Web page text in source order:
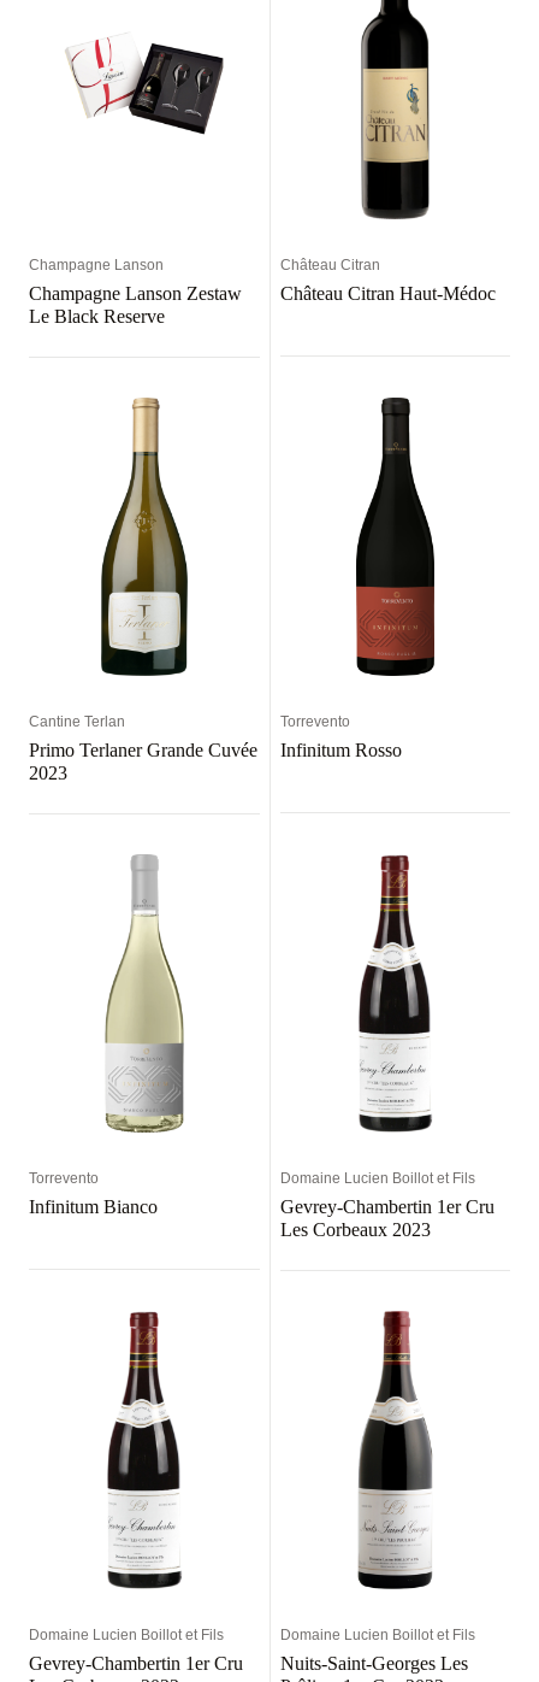
Champagne Lanson
Champagne Lanson Zestaw
Le Black Reserve
Château Citran
Château Citran Haut-Médoc
Cantine Terlan
Primo Terlaner Grande Cuvée
2023
Torrevento
Infinitum Rosso
Torrevento
Infinitum Bianco
Domaine Lucien Boillot et Fils
Gevrey-Chambertin 1er Cru
Les Corbeaux 2023
Domaine Lucien Boillot et Fils
Gevrey-Chambertin 1er Cru
Domaine Lucien Boillot et Fils
Nuits-Saint-Georges Les